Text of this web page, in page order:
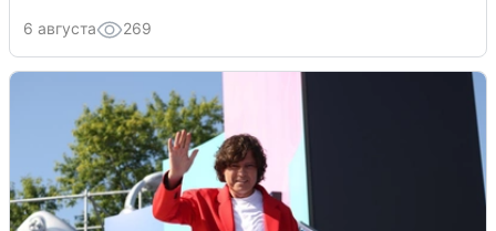
6 августа 269